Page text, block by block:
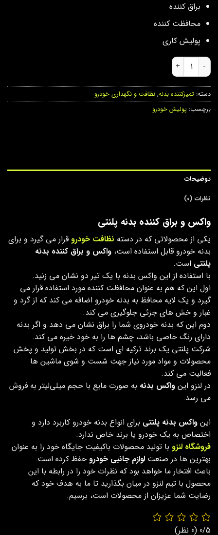
براق کننده
محافظت کننده
پولیش کاری
واکس و براق کننده بدنه پلنتی عدد
دسته: تمیزکننده بدنه, نظافت و نگهداری خودرو
برچسب: پولیش خودرو
توضیحات
نظرات (0)
واکس و براق کننده بدنه پلنتی
یکی از محصولاتی که در دسته نظافت خودرو قرار می گیرد و برای
بدنه خودرو قابل استفاده است، واکس و براق کننده بدنه
پلنتی است.
با استفاده از این واکس بدنه با یک تیر دو نشان می زنید.
اول این که هم به عنوان محافظت کننده مورد استفاده قرار می
گیرد و یک لایه محافظ به بدنه خودرو اضافه می کند که از گرد و
غبار و خش های جزئی جلوگیری می کند.
دوم این که بدنه خودروی شما را براق نشان می دهد و اگر بدنه
دارای رنگ خاصی باشد، چشم ها را به خود خیره می کند.
شرکت پلنتی یک برند ترکیه ای است که در بخش تولید و پخش
محصولات و مواد مورد نیاز جهت شست و شوی ماشین ها
فعالیت می کند.
در لنزو این واکس بدنه به صورت مایع با حجم میلی‌لیتر به فروش
می رسد.
این واکس بدنه پلنتی برای انواع بدنه خودرو کاربرد دارد و
اختصاص به یک خودرو یا برند خاص ندارد.
فروشگاه لنزو با تولید محصولات باکیفیت جایگاه خود را به عنوان
بهترین ها در صنعت لوازم جانبی خودرو حفظ کرده است.
باعث افتخار ما خواهد بود که نظرات خود را در رابطه با این
محصول با تیم لنزو در میان بگذارید تا ما به هدف خود که
رضایت شما عزیزان از محصولات است، برسیم.
0/5 (0 نظر)